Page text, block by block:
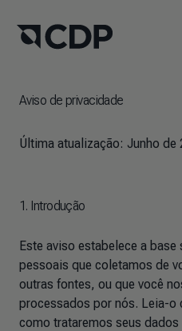
Aviso de privacidade
Última atualização: Junho de
1. Introdução
Este aviso estabelece a
pessoais que coletamos de
outras fontes, ou que você
processados por nós. Leia-o
como trataremos seus dados